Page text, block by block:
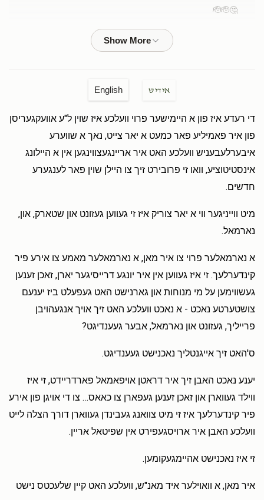
🤔🫡🫡
Yanky Silberman
English אידיש
די רעדע איז פון א היימישער פרוי וועלכע איז שוין ל"ע אוועקגעריסן
פון איר פאמיליע פאר כמעט א יאר צייט, נאך א שווערע
איבערלעבעניש וועלכע האט איר אריינגעצווינגען אין א היילונג
אינסטיטוציע, וואו זי פרובירט זיך צו היילן שוין פאר לענגערע
חדשים.
מיט ווייניגער ווי א יאר צוריק איז זי געווען געזונט און שטארק, און,
נארמאל.
א נארמאלער פרוי צו איר מאן, א נארמאלער מאמע צו אירע פיר
קינדערלעך. זי איז געווען אין איר יונגע דרייסיגער יארן, זאכן זענען
געשווימען על מי מנוחות און גארנישט האט געפעלט ביז יענעם
צושטערטע נאכט - א נאכט וועלכע האט זיך אויך אנגעהויבן
פרייליך, געזונט און נארמאל, אבער געענדיגט?
ס'האט זיך אייגנטליך נאכנישט געענדיגט.
יענע נאכט האבן זיך איר דראטן אויפאמאל פארדריידט, זי איז
ווילד געווארן און זאכן זענען געפארן צו כאאס… צו די אויגן פון אירע
פיר קינדערלעך איז זי מיט צוואנג געבינדן געווארן דורך הצלה לייט
וועלכע האבן איר ארויסגעפירט אין שפיטאל אריין.
זי איז נאכנישט אהיימגעקומען.
איר מאן, א וואוילער איד מאנ"ש, וועלכע האט קיין שלעכטס נישט